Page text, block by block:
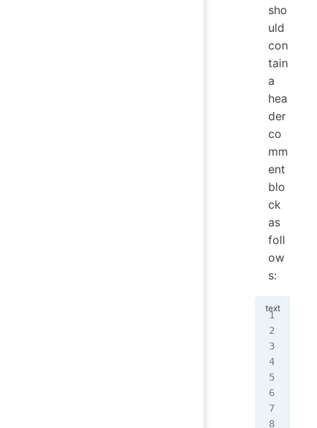
sho
uld
con
tain
a
hea
der
co
mm
ent
blo
ck
as
foll
ow
s: